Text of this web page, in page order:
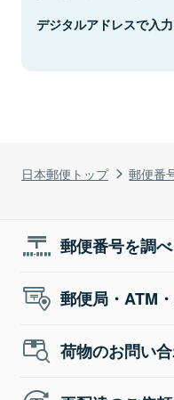
日本郵便トップ 郵便番
デジタルアドレスで入
郵便番号を調
郵便局・ATM
荷物のお問い